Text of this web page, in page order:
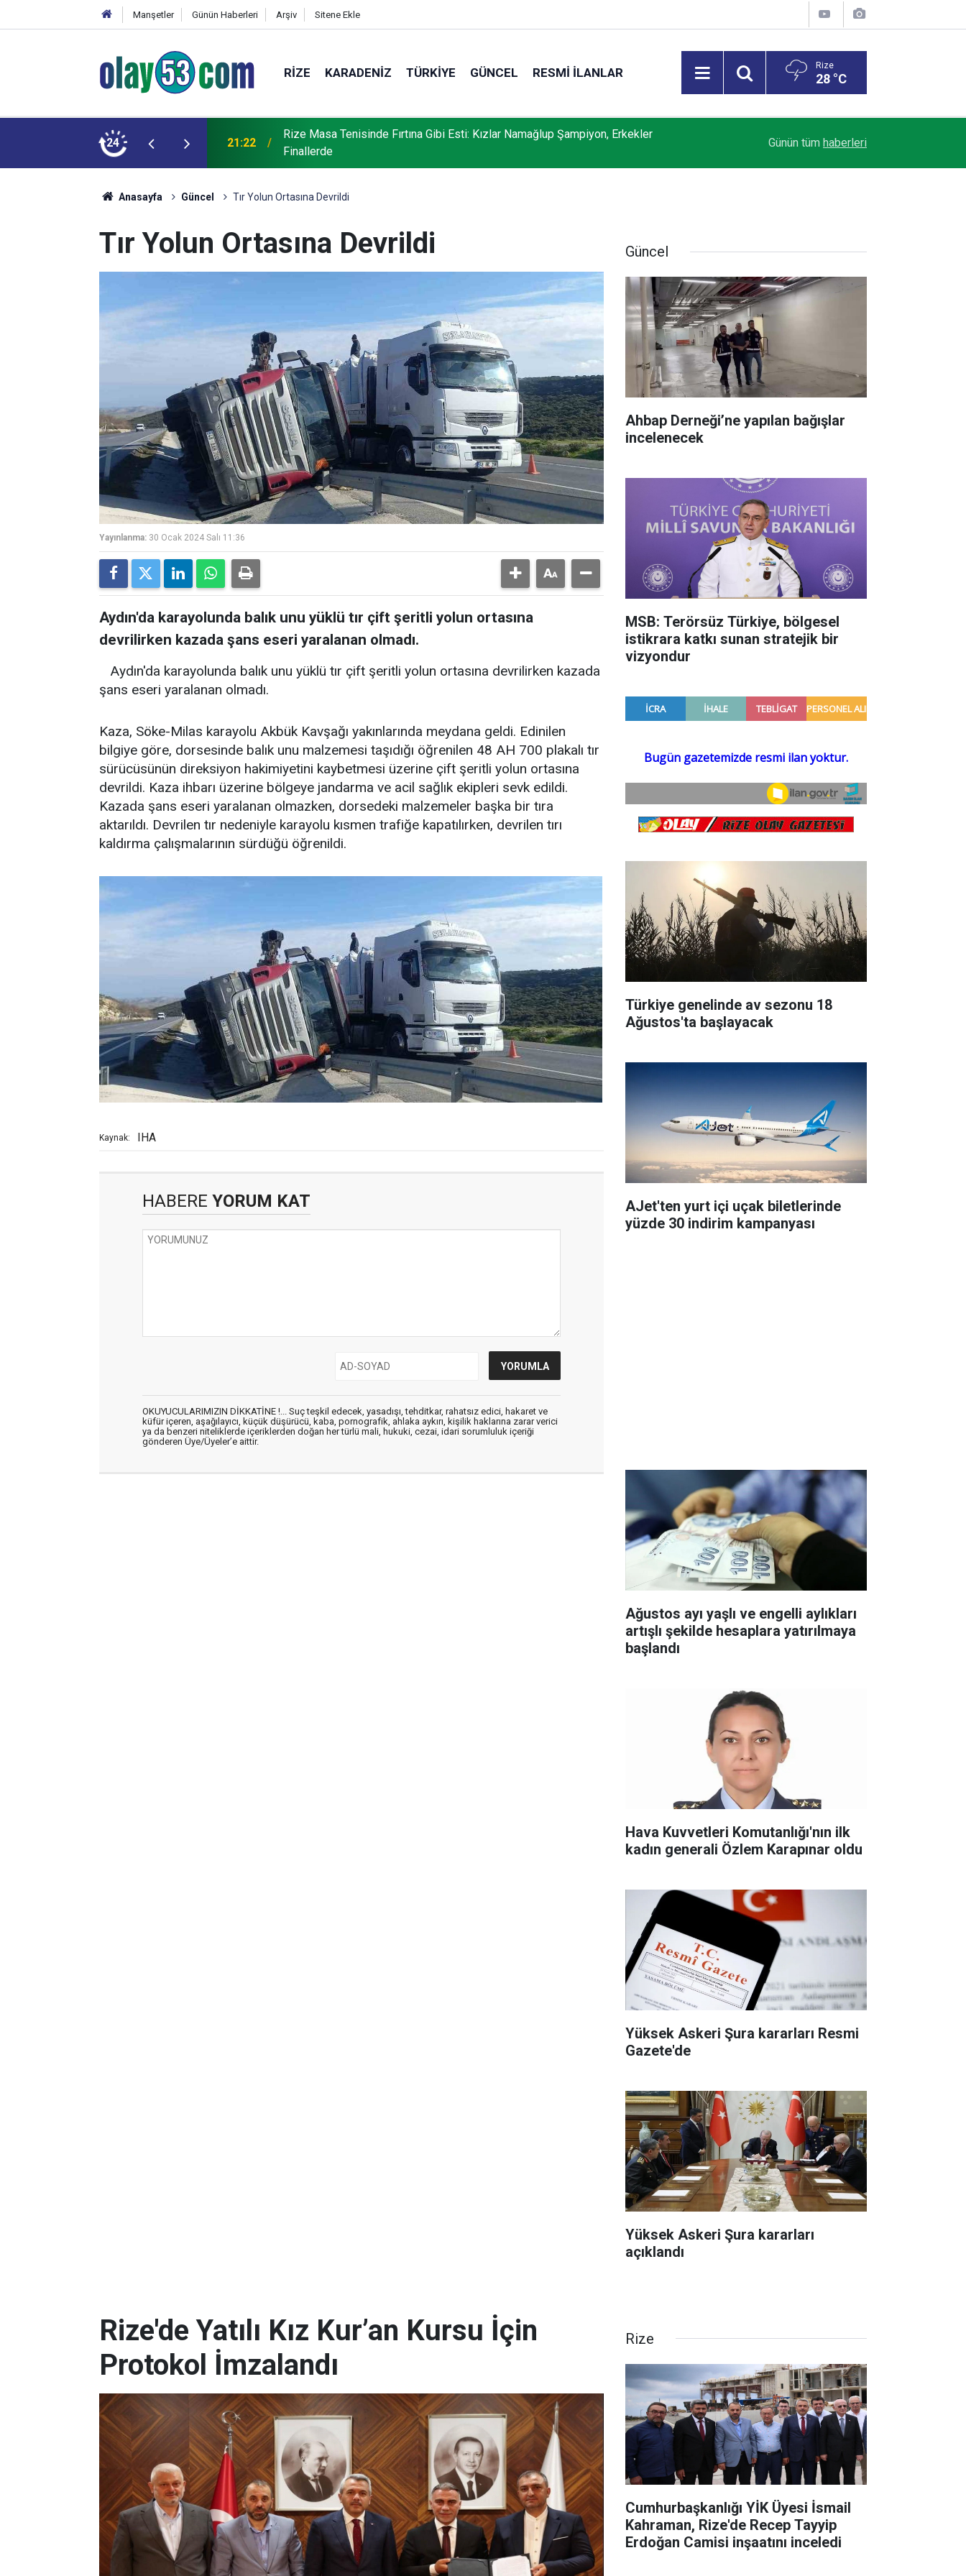
Manşetler Günün Haberleri Arşiv Sitene Ekle
RIZE KARADENIZ TÜRKIYE GÜNCEL RESMI İLANLAR Rize
28 °C
24
Protokol İmzalandı 21:22
Rize Masa Tenisinde Fırtına Gibi Esti: Kızlar Namağlup Şampiyon, Erkekler
Finallerde
Samsunspor'da teknik direktör Thorsten Fink,
Günün tüm haberleri
Anasayfa Güncel Tır Yolun Ortasına Devrildi
Tır Yolun Ortasına Devrildi
Yayınlanma: 30 Ocak 2024 Salı 11:36
Aydın'da karayolunda balık unu yüklü tır çift şeritli yolun ortasına
devrilirken kazada şans eseri yaralanan olmadı.
Aydın'da karayolunda balık unu yüklü tır çift şeritli yolun ortasına devrilirken kazada
şans eseri yaralanan olmadı.
Kaza, Söke-Milas karayolu Akbük Kavşağı yakınlarında meydana geldi. Edinilen
bilgiye göre, dorsesinde balık unu malzemesi taşıdığı öğrenilen 48 AH 700 plakalı tır
sürücüsünün direksiyon hakimiyetini kaybetmesi üzerine çift şeritli yolun ortasına
devrildi. Kaza ihbarı üzerine bölgeye jandarma ve acil sağlık ekipleri sevk edildi.
Kazada şans eseri yaralanan olmazken, dorsedeki malzemeler başka bir tıra
aktarıldı. Devrilen tır nedeniyle karayolu kısmen trafiğe kapatılırken, devrilen tırı
kaldırma çalışmalarının sürdüğü öğrenildi.
Kaynak: IHA
HABERE YORUM KAT
OKUYUCULARIMIZIN DİKKATİNE !... Suç teşkil edecek, yasadışı, tehditkar, rahatsız edici, hakaret ve
küfür içeren, aşağılayıcı, küçük düşürücü, kaba, pornografik, ahlaka aykırı, kişilik haklarına zarar verici
ya da benzeri niteliklerde içeriklerden doğan her türlü mali, hukuki, cezai, idari sorumluluk içeriği
gönderen Üye/Üyeler’e aittir.
Güncel
Ahbap Derneği’ne yapılan bağışlar
incelenecek
MSB: Terörsüz Türkiye, bölgesel
istikrara katkı sunan stratejik bir
vizyondur
Türkiye genelinde av sezonu 18
Ağustos'ta başlayacak
AJet'ten yurt içi uçak biletlerinde
yüzde 30 indirim kampanyası
Ağustos ayı yaşlı ve engelli aylıkları
artışlı şekilde hesaplara yatırılmaya
başlandı
Hava Kuvvetleri Komutanlığı'nın ilk
kadın generali Özlem Karapınar oldu
Yüksek Askeri Şura kararları Resmi
Gazete'de
Yüksek Askeri Şura kararları
açıklandı
Rize'de Yatılı Kız Kur’an Kursu İçin
Protokol İmzalandı
Rize
Cumhurbaşkanlığı YİK Üyesi İsmail
Kahraman, Rize'de Recep Tayyip
Erdoğan Camisi inşaatını inceledi